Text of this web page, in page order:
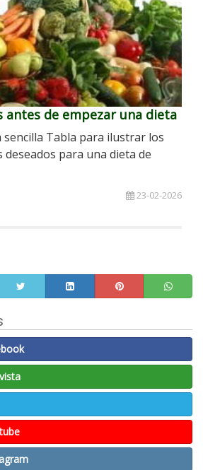
antes de empezar una dieta
sencilla Tabla para ilustrar los
para una dieta de
23-02-2026